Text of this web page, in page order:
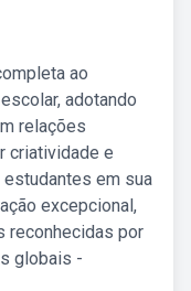
ao
adotando
relações
criatividade e
em sua
excepcional,
reconhecidas por
globais -